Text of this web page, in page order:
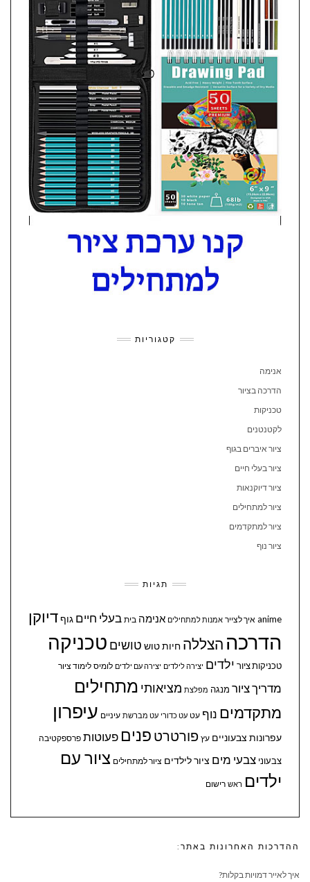
קטגוריות
אנימה
הדרכה בציור
טכניקות
לקטנטנים
ציור איברים בגוף
ציור בעלי חיים
ציור דיוקנאות
ציור למתחילים
ציור למתקדמים
ציור נוף
תגיות
anime איך לצייר אמנות למתחילים אנימה בית בעלי חיים גוףדיוקן
הדרכה הצללה חיותטוש טושים טכניקה
טכניקות ציור ילדים יצירה לילדים יצירה עם ילדים לומיס לימוד ציור
מדריך ציור מנגה מפלצת מציאותי מתחילים
מתקדמים נוף עט עט כדורי עט מברשת עיניים עיפרון
עפרונות צבעוניים עץ פורטרט פנים פעוטות פרספקטיבה
צבעוני צבעי מים ציור לילדים ציור למתחילים ציור עם
ילדים ראש רישום
ההדרכות האחרונות באתר:
איך לאייר דמויות בקלות?